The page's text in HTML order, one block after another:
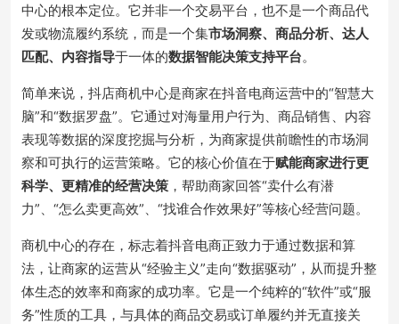
中心的根本定位。它并非一个交易平台，也不是一个商品代
发或物流履约系统，而是一个集市场洞察、商品分析、达人
匹配、内容指导于一体的数据智能决策支持平台。
简单来说，抖店商机中心是商家在抖音电商运营中的“智慧大
脑”和“数据罗盘”。它通过对海量用户行为、商品销售、内容
表现等数据的深度挖掘与分析，为商家提供前瞻性的市场洞
察和可执行的运营策略。它的核心价值在于赋能商家进行更
科学、更精准的经营决策 ，帮助商家回答“卖什么有潜
力”、“怎么卖更高效”、“找谁合作效果好”等核心经营问题。
商机中心的存在，标志着抖音电商正致力于通过数据和算
法，让商家的运营从“经验主义”走向“数据驱动”，从而提升整
体生态的效率和商家的成功率。它是一个纯粹的“软件”或“服
务”性质的工具，与具体的商品交易或订单履约并无直接关